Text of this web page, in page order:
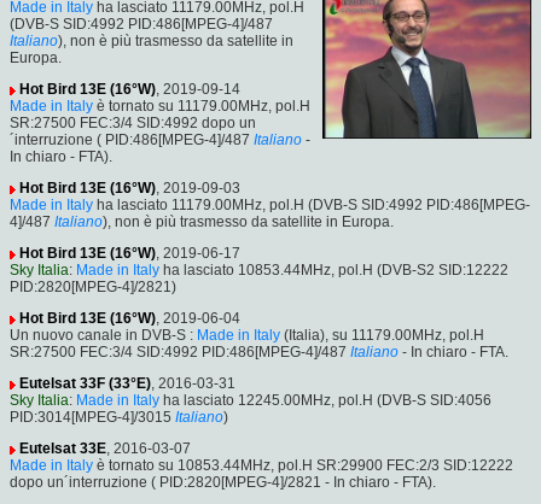
Made in Italy ha lasciato 11179.00MHz, pol.H
(DVB-S SID:4992 PID:486[MPEG-4]/487
Italiano), non è più trasmesso da satellite in
Europa.
Hot Bird 13E (16°W), 2019-09-14
Made in Italy è tornato su 11179.00MHz, pol.H
SR:27500 FEC:3/4 SID:4992 dopo un
´interruzione ( PID:486[MPEG-4]/487 Italiano -
In chiaro - FTA).
Hot Bird 13E (16°W), 2019-09-03
Made in Italy ha lasciato 11179.00MHz, pol.H (DVB-S SID:4992 PID:486[MPEG-
4]/487 Italiano), non è più trasmesso da satellite in Europa.
Hot Bird 13E (16°W), 2019-06-17
Sky Italia: Made in Italy ha lasciato 10853.44MHz, pol.H (DVB-S2 SID:12222
PID:2820[MPEG-4]/2821)
Hot Bird 13E (16°W), 2019-06-04
Un nuovo canale in DVB-S : Made in Italy (Italia), su 11179.00MHz, pol.H
SR:27500 FEC:3/4 SID:4992 PID:486[MPEG-4]/487 Italiano - In chiaro - FTA.
Eutelsat 33F (33°E), 2016-03-31
Sky Italia: Made in Italy ha lasciato 12245.00MHz, pol.H (DVB-S SID:4056
PID:3014[MPEG-4]/3015 Italiano)
Eutelsat 33E, 2016-03-07
Made in Italy è tornato su 10853.44MHz, pol.H SR:29900 FEC:2/3 SID:12222
dopo un´interruzione ( PID:2820[MPEG-4]/2821 - In chiaro - FTA).